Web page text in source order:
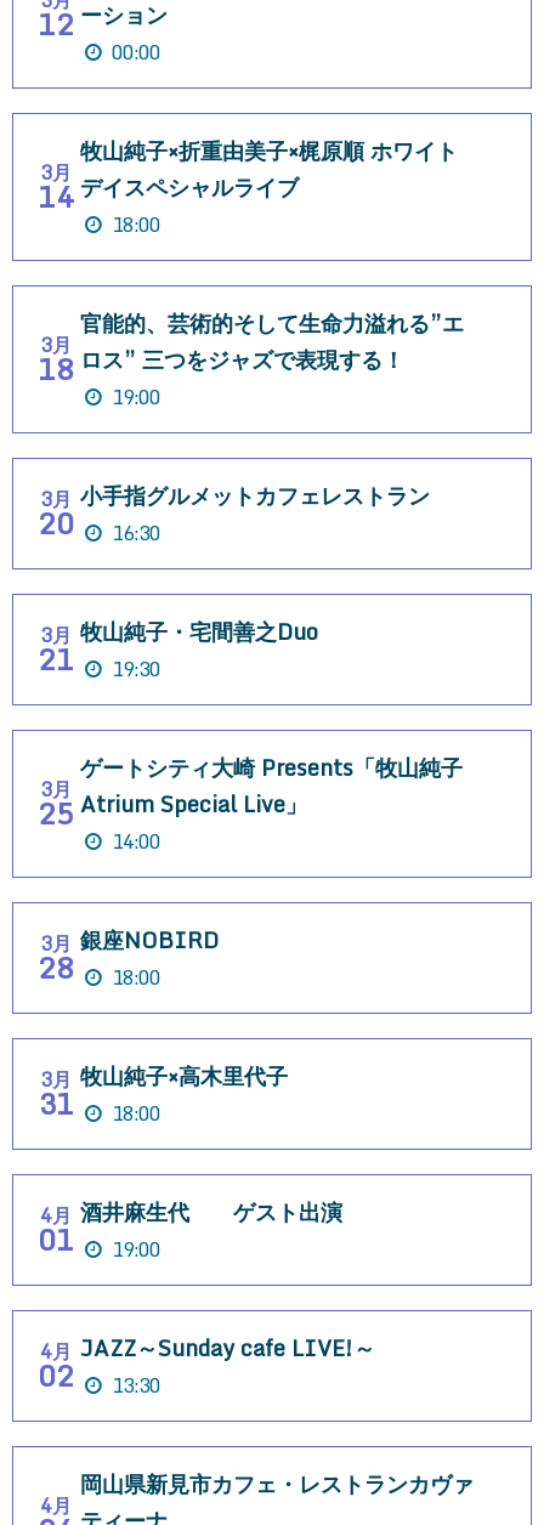
12 ーション
00:00
3月
14
牧山純子×折重由美子×梶原順 ホワイト
デイスペシャルライブ
18:00
3月
18
官能的、芸術的そして生命力溢れる”エ
ロス” 三つをジャズで表現する！
19:00
3月
20
小手指グルメットカフェレストラン
16:30
3月
21
牧山純子・宅間善之Duo
19:30
3月
25
ゲートシティ大崎 Presents「牧山純子
Atrium Special Live」
14:00
3月
28
銀座NOBIRD
18:00
3月
31
牧山純子×高木里代子
18:00
4月
01
酒井麻生代 ゲスト出演
19:00
4月
02
JAZZ～Sunday cafe LIVE!～
13:30
4月
岡山県新見市カフェ・レストランカヴァ